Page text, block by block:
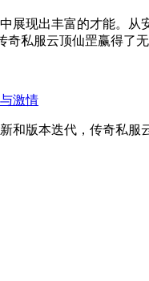
现出丰富的才能。从
私服云顶仙罡赢得了无
版本迭代，传奇私